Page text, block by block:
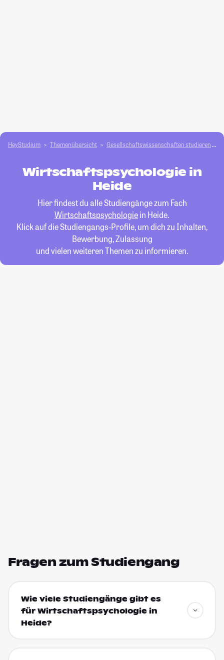
HeyStudium Themenübersicht Gesellschafts­­wissenschaften studieren
Wirtschaftspsychologie in
Heide
Hier findest du alle Studiengänge zum Fach
Wirtschaftspsychologiein Heide.
Klick auf die Studiengangs-Profile, um dich zu Inhalten,
Bewerbung, Zulassung
und vielen weiteren Themen zu informieren.
Fragen zum Studiengang
Wie viele Studiengänge gibt es
für Wirtschaftspsychologie in
Heide?